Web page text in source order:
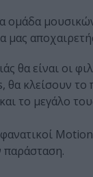
ομάδα
μας
θα είναι οι
θα κλείσουν το
το μεγάλο
παράσταση.